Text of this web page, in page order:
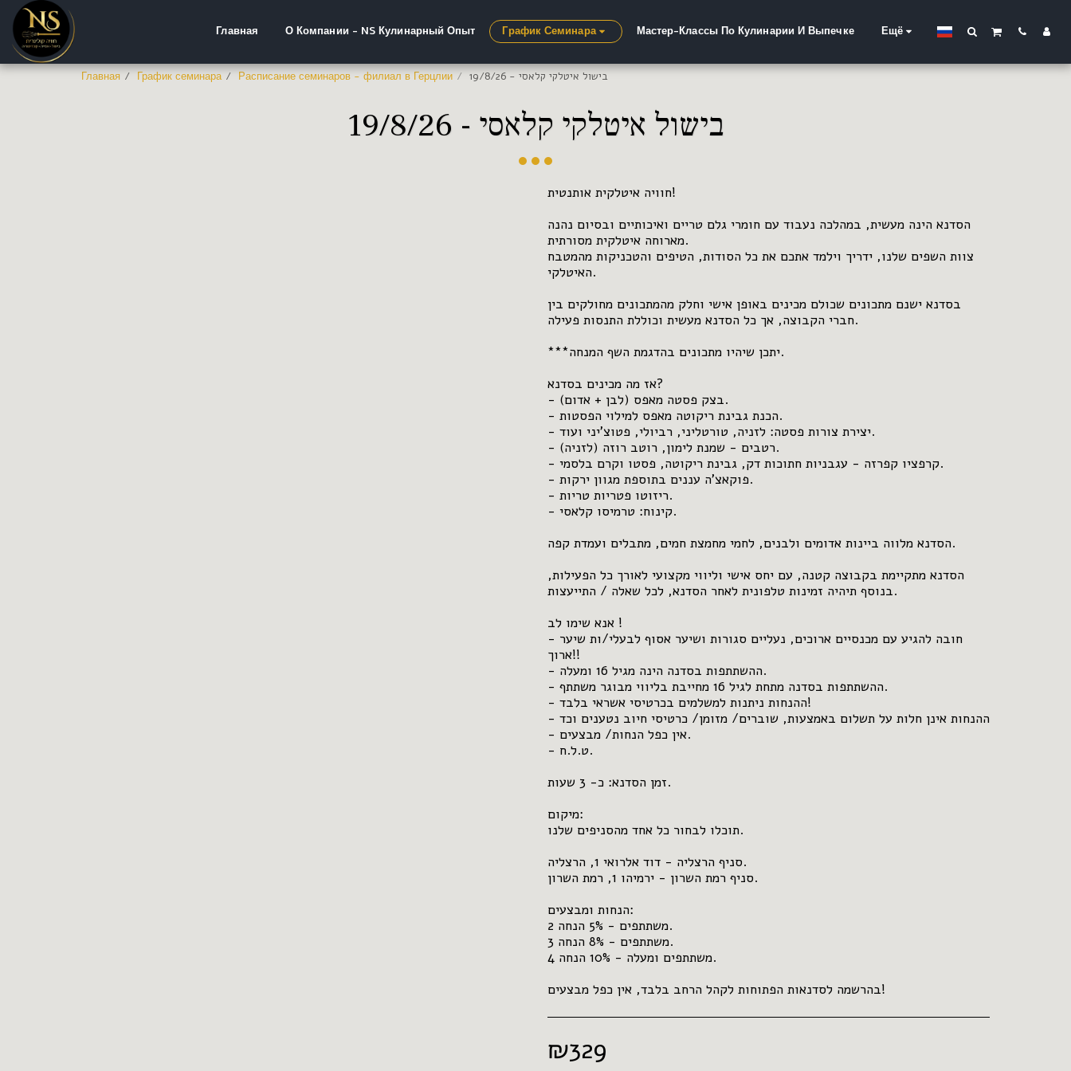
Главная О Компании - NS Кулинарный Опыт График Семинара Мастер-Классы По Кулинарии И Выпечке Ещё
Главная График семинара Расписание семинаров - филиал в Герцлии בישול איטלקי קלאסי - 19/8/26
בישול איטלקי קלאסי - 19/8/26
חוויה איטלקית אותנטית!
הסדנא הינה מעשית, במהלכה נעבוד עם חומרי גלם טריים ואיכותיים ובסיום נהנה
מארוחה איטלקית מסורתית.
צוות השפים שלנו, ידריך וילמד אתכם את כל הסודות, הטיפים והטכניקות מהמטבח
האיטלקי.
בסדנא ישנם מתכונים שכולם מכינים באופן אישי וחלק מהמתכונים מחולקים בין
חברי הקבוצה, אך כל הסדנא מעשית וכוללת התנסות פעילה.
***יתכן שיהיו מתכונים בהדגמת השף המנחה.
אז מה מכינים בסדנא?
- בצק פסטה מאפס (לבן + אדום).
- הכנת גבינת ריקוטה מאפס למילוי הפסטות.
- יצירת צורות פסטה: לזניה, טורטליני, רביולי, פטוצ'יני ועוד.
- רטבים - שמנת לימון, רוטב רוזה (לזניה).
- קרפציו קפרזה - עגבניות חתוכות דק, גבינת ריקוטה, פסטו וקרם בלסמי.
- פוקאצ'ה עננים בתוספת מגוון ירקות.
- ריזוטו פטריות טריות.
- קינוח: טרמיסו קלאסי.
הסדנא מלווה ביינות אדומים ולבנים, לחמי מחמצת חמים, מתבלים ועמדת קפה.
הסדנא מתקיימת בקבוצה קטנה, עם יחס אישי וליווי מקצועי לאורך כל הפעילות,
בנוסף תיהיה זמינות טלפונית לאחר הסדנא, לכל שאלה / התייעצות.
אנא שימו לב !
- חובה להגיע עם מכנסיים ארוכים, נעליים סגורות ושיער אסוף לבעלי/ות שיער
ארוך!!
- ההשתתפות בסדנה הינה מגיל 16 ומעלה.
- ההשתתפות בסדנה מתחת לגיל 16 מחייבת בליווי מבוגר משתתף.
- ההנחות ניתנות למשלמים בכרטיסי אשראי בלבד!
- ההנחות אינן חלות על תשלום באמצעות, שוברים/ מזומן/ כרטיסי חיוב נטענים וכד
- אין כפל הנחות/ מבצעים.
- ט.ל.ח.
זמן הסדנא: כ- 3 שעות.
מיקום:
תוכלו לבחור כל אחד מהסניפים שלנו.
סניף הרצליה - דוד אלרואי 1, הרצליה.
סניף רמת השרון - ירמיהו 1, רמת השרון.
הנחות ומבצעים:
2 משתתפים - 5% הנחה.
3 משתתפים - 8% הנחה.
4 משתתפים ומעלה - 10% הנחה.
בהרשמה לסדנאות הפתוחות לקהל הרחב בלבד, אין כפל מבצעים!
₪329